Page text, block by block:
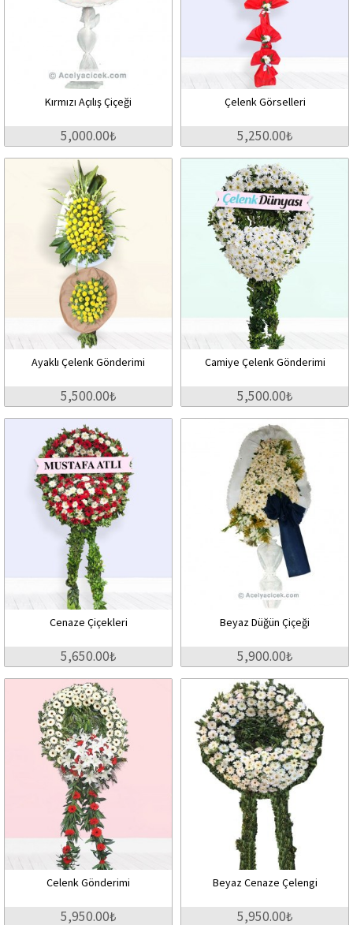
Kırmızı Açılış Çiçeği
5,000.00₺
Çelenk Görselleri
5,250.00₺
Ayaklı Çelenk Gönderimi
5,500.00₺
Camiye Çelenk Gönderimi
5,500.00₺
Cenaze Çiçekleri
5,650.00₺
Beyaz Düğün Çiçeği
5,900.00₺
Celenk Gönderimi
5,950.00₺
Beyaz Cenaze Çelengi
5,950.00₺